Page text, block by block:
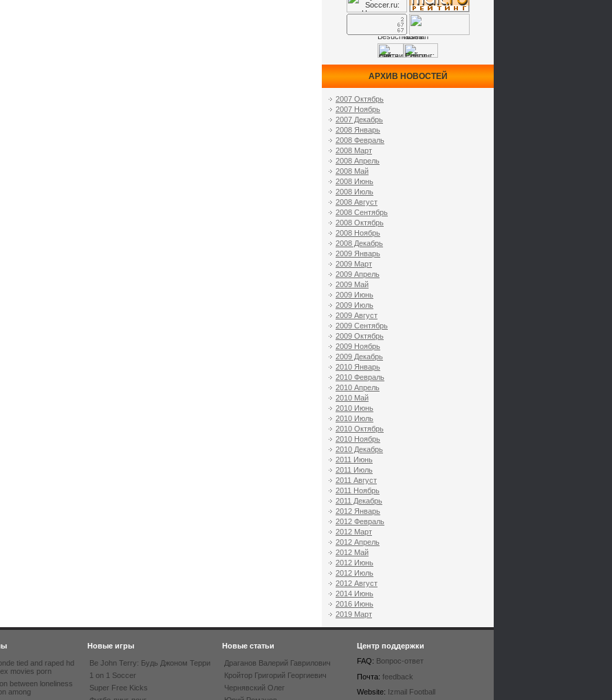
АРХИВ НОВОСТЕЙ
2007 Октябрь
2007 Ноябрь
2007 Декабрь
2008 Январь
2008 Февраль
2008 Март
2008 Апрель
2008 Май
2008 Июнь
2008 Июль
2008 Август
2008 Сентябрь
2008 Октябрь
2008 Ноябрь
2008 Декабрь
2009 Январь
2009 Март
2009 Апрель
2009 Май
2009 Июнь
2009 Июль
2009 Август
2009 Сентябрь
2009 Октябрь
2009 Ноябрь
2009 Декабрь
2010 Январь
2010 Февраль
2010 Апрель
2010 Май
2010 Июнь
2010 Июль
2010 Октябрь
2010 Ноябрь
2010 Декабрь
2011 Июнь
2011 Июль
2011 Август
2011 Ноябрь
2011 Декабрь
2012 Январь
2012 Февраль
2012 Март
2012 Апрель
2012 Май
2012 Июнь
2012 Июль
2012 Август
2014 Июнь
2016 Июнь
2019 Март
tied and raped hd
movies porn
between loneliness
among
Новые игры
Be John Terry: Будь Джоном Терри
1 on 1 Soccer
Super Free Kicks
Новые статьи
Драганов Валерий Гаврилович
Кройтор Григорий Георгиевич
Чернявский Олег
Центр поддержки
FAQ: Вопрос-ответ
Почта: feedback
Website:
Izmail Football